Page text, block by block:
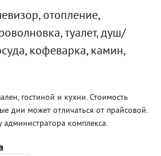
отопление,
туалет, душ/
кофеварка, камин,
гостиной и кухни. Стоимость
дни может отличаться от прайсовой.
комплекса.